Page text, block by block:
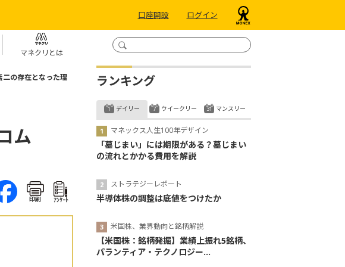
口座開設 ログイン
マネクリとは
の存在となった理
ム
印刷 ｱﾝｹｰﾄ
ランキング
デイリー
マネックス人生100年デザイン
「墓じまい」には期限がある？墓じまい
の流れとかかる費用を解説
ストラテジーレポート
半導体株の調整は底値をつけたか
米国株、業界動向と銘柄解説
【米国株：銘柄発掘】業績上振れ5銘柄、
パランティア・テクノロジー...
ウイークリー マンスリー